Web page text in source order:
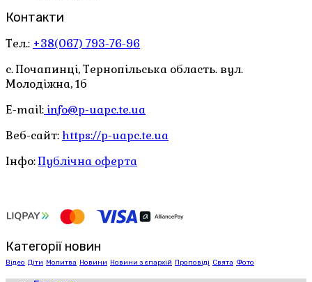
Контакти
Тел.: +38(067) 793-76-96
с. Почапинці, Тернопільська область. вул.
Молодіжна, 1б
E-mail: info@p-uapc.te.ua
Веб-сайт: https://p-uapc.te.ua
Інфо:Публічна оферта
Категорії новин
Відео Діти Молитва Новини Новини з єпархій Проповіді Свята Фото